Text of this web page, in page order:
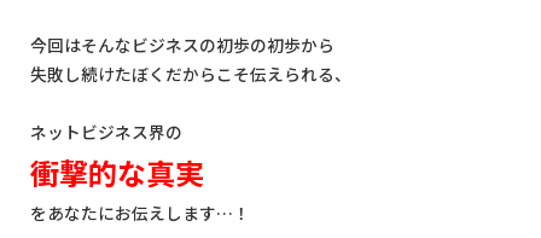
今回はそんなビジネスの初歩の初歩から
失敗し続けたぼくだからこそ伝えられる、
ネットビジネス界の
衝撃的な真実
をあなたにお伝えします…！